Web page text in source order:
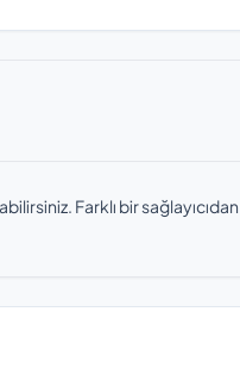
Farklı bir sağlayıcıdan